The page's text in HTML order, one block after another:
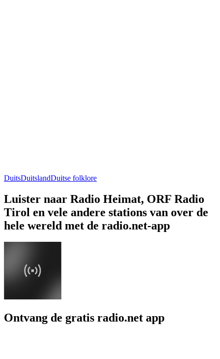
DuitsDuitslandDuitse folklore
Luister naar Radio Heimat, ORF Radio
Tirol en vele andere stations van over de
hele wereld met de radio.net-app
Ontvang de gratis radio.net app